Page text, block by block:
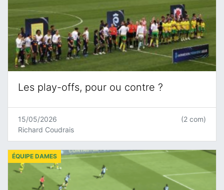
Les play-offs, pour ou contre ?
15/05/2026
Richard Coudrais
(2 com)
ÉQUIPE DAMES